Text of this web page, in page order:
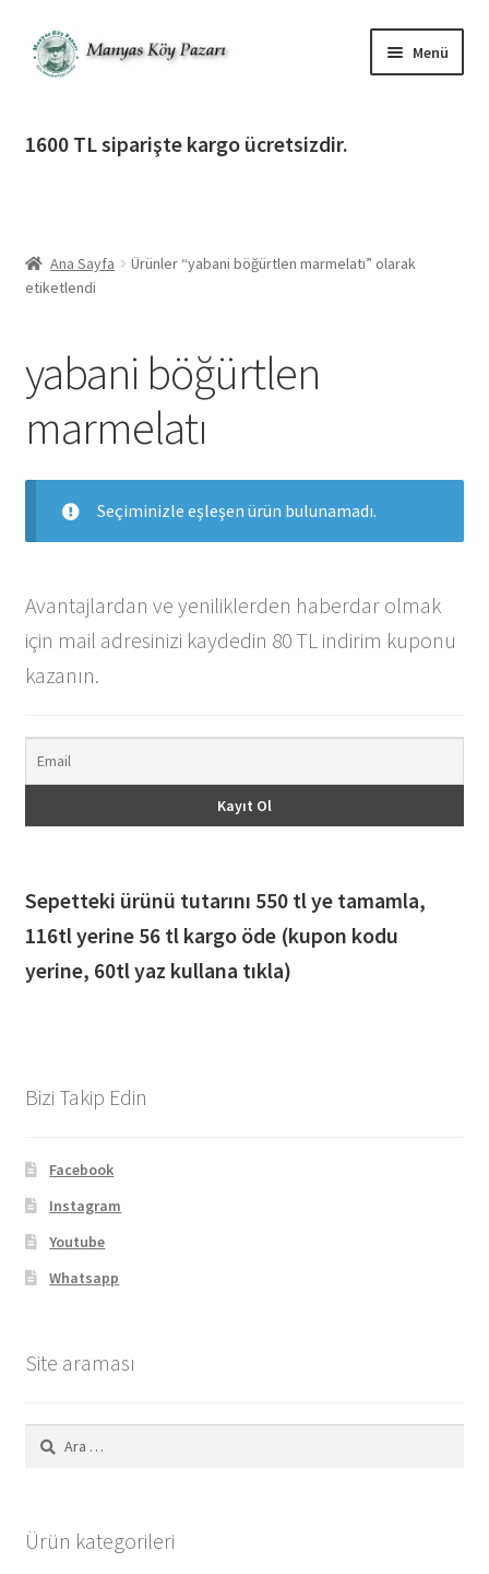
Dolaşıma
geç
İçeriğe
geç
Menü
Giriş Yap / Üye Ol
1600 TL siparişte kargo ücretsizdir.
Ana Sayfa
Ürünler “yabani böğürtlen marmelatı” olarak
etiketlendi
yabani böğürtlen
marmelatı
Seçiminizle eşleşen ürün bulunamadı.
Avantajlardan ve yeniliklerden haberdar olmak
için mail adresinizi kaydedin 80 TL indirim kuponu
kazanın.
Sepetteki ürünü tutarını 550 tl ye tamamla,
116tl yerine 56 tl kargo öde (kupon kodu
yerine, 60tl yaz kullana tıkla)
Bizi Takip Edin
Facebook
Instagram
Youtube
Whatsapp
Site araması
Arama:
Ürün kategorileri